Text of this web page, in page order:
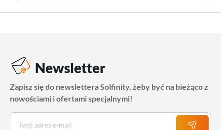
Newsletter
Zapisz się do newslettera Solfinity, żeby być na bieżąco z
nowościami i ofertami specjalnymi!